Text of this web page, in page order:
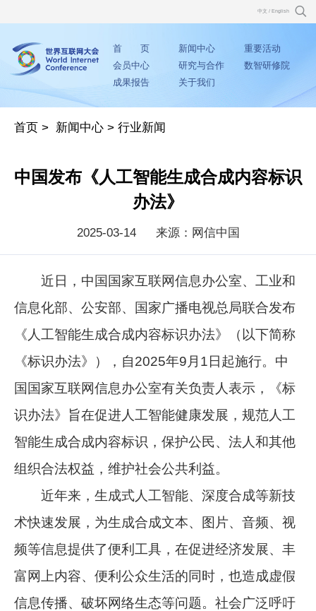
中文 / English
首 页 新闻中心
重要活动
会员中心
研究与合作
数智研修院
成果报告
关于我们
首页 > 新闻中心 >行业新闻
中国发布《人工智能生成合成内容标识
办法》
2025-03-14 来源：网信中国
近日，中国国家互联网信息办公室、工业和
信息化部、公安部、国家广播电视总局联合发布
《人工智能生成合成内容标识办法》（以下简称
《标识办法》），自2025年9月1日起施行。中
国国家互联网信息办公室有关负责人表示，《标
识办法》旨在促进人工智能健康发展，规范人工
智能生成合成内容标识，保护公民、法人和其他
组织合法权益，维护社会公共利益。
近年来，生成式人工智能、深度合成等新技
术快速发展，为生成合成文本、图片、音频、视
频等信息提供了便利工具，在促进经济发展、丰
富网上内容、便利公众生活的同时，也造成虚假
信息传播、破坏网络生态等问题。社会广泛呼吁